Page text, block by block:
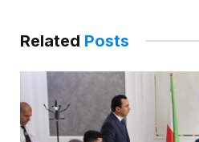
Related Posts